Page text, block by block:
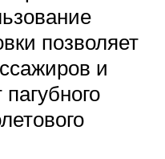
позволяет
и